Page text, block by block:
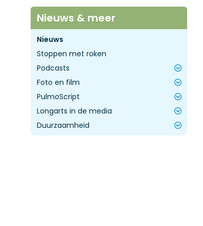
Nieuws & meer
Nieuws
Stoppen met roken
Podcasts
Longcast - DE NVALT podcast!
Adembenemende gesprekken
Stem van de dokter (FMS)
Arbocuratieve zorg
Foto en film
Nascholing
Archief
PulmoScript
Historie PulmoScript
Longarts in de media
Miranda Geelhoed - In Balans
Duurzaamheid